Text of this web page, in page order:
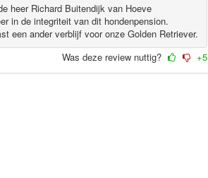
heer Richard Buitendijk van Hoeve
in de integriteit van dit hondenpension.
een ander verblijf voor onze Golden Retriever.
Was deze review nuttig? +5